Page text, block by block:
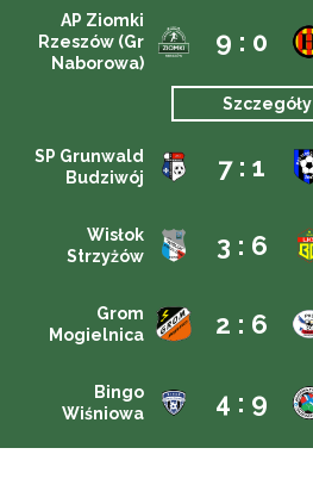
AP Ziomki
Rzeszów (Gr
Naborowa)
9 : 0
Szczegóły
SP Grunwald
Budziwój
7 : 1
Wisłok
Strzyżów
3 : 6
Grom
Mogielnica
2 : 6
Bingo
Wiśniowa
4 : 9